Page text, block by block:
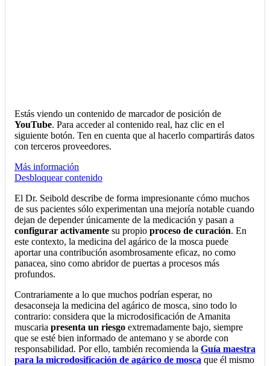
Estás viendo un contenido de marcador de posición de
YouTube. Para acceder al contenido real, haz clic en el
siguiente botón. Ten en cuenta que al hacerlo compartirás datos
con terceros proveedores.
Más información
Desbloquear contenido
El Dr. Seibold describe de forma impresionante cómo muchos
de sus pacientes sólo experimentan una mejoría notable cuando
dejan de depender únicamente de la medicación y pasan a
configurar activamente su propio proceso de curación. En
este contexto, la medicina del agárico de la mosca puede
aportar una contribución asombrosamente eficaz, no como
panacea, sino como abridor de puertas a procesos más
profundos.
Contrariamente a lo que muchos podrían esperar, no
desaconseja la medicina del agárico de mosca, sino todo lo
contrario: considera que la microdosificación de Amanita
muscaria presenta un riesgo extremadamente bajo, siempre
que se esté bien informado de antemano y se aborde con
responsabilidad. Por ello, también recomienda la Guía maestra
para la microdosificación de agárico de mosca que él mismo